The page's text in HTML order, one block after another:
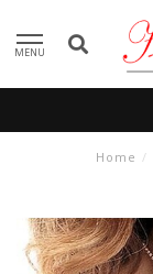
MENU
Home /